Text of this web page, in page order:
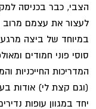
הצבי, כבר בכניסה
לעצור את עצמם מרוב
במיוחד של ביצה
סוסי פוני חמודים
המדריכות החייכניות
(וגם קצת לי) אודות
יחד במגוון עופות